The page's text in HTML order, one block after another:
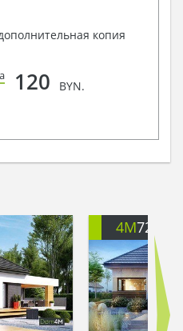
копия
120 BYN.
4M722